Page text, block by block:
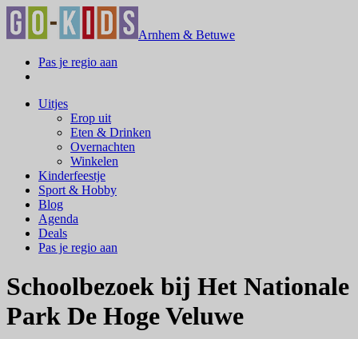
Arnhem & Betuwe
Pas je regio aan
Uitjes
Erop uit
Eten & Drinken
Overnachten
Winkelen
Kinderfeestje
Sport & Hobby
Blog
Agenda
Deals
Pas je regio aan
Schoolbezoek bij Het Nationale
Park De Hoge Veluwe